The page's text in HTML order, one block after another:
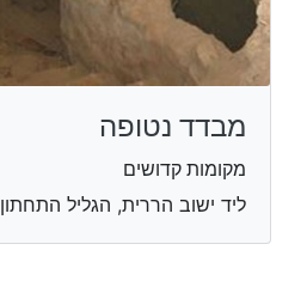
מבדד נטופה
מקומות קדושים
ליד ישוב הררית, הגליל התחתון